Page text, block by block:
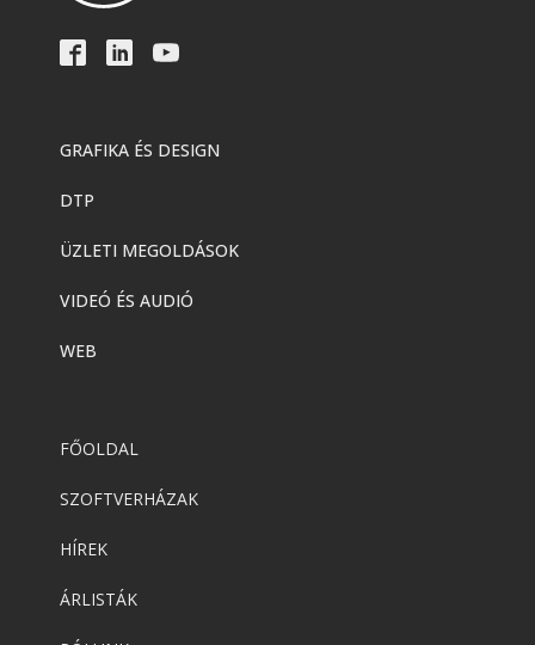
GRAFIKA ÉS DESIGN
DTP
ÜZLETI MEGOLDÁSOK
VIDEÓ ÉS AUDIÓ
WEB
FŐOLDAL
SZOFTVERHÁZAK
HÍREK
ÁRLISTÁK